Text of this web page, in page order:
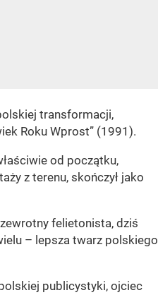
transformacji,
Roku Wprost” (1991).
od początku,
z terenu, skończył jako
felietonista, dziś
– lepsza twarz polskiego
publicystyki, ojciec